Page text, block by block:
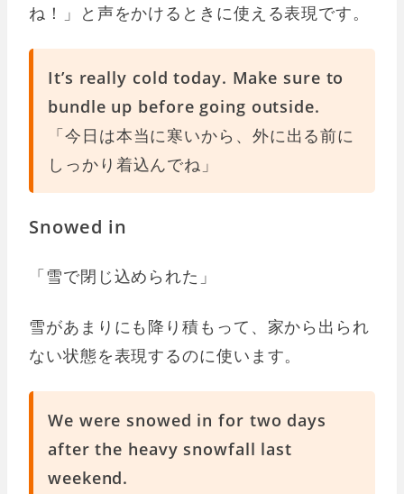
ね！」と声をかけるときに使える表現です。
It’s really cold today. Make sure to
bundle up before going outside.
「今日は本当に寒いから、外に出る前に
しっかり着込んでね」
Snowed in
「雪で閉じ込められた」
雪があまりにも降り積もって、家から出られ
ない状態を表現するのに使います。
We were snowed in for two days
after the heavy snowfall last
weekend.